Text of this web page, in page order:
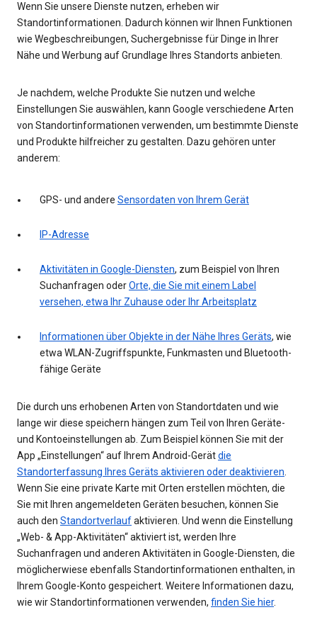
Wenn Sie unsere Dienste nutzen, erheben wir
Standortinformationen. Dadurch können wir Ihnen Funktionen
wie Wegbeschreibungen, Suchergebnisse für Dinge in Ihrer
Nähe und Werbung auf Grundlage Ihres Standorts anbieten.
Je nachdem, welche Produkte Sie nutzen und welche
Einstellungen Sie auswählen, kann Google verschiedene Arten
von Standortinformationen verwenden, um bestimmte Dienste
und Produkte hilfreicher zu gestalten. Dazu gehören unter
anderem:
GPS- und andere Sensordaten von Ihrem Gerät
IP-Adresse
Aktivitäten in Google-Diensten, zum Beispiel von Ihren
Suchanfragen oderOrte, die Sie mit einem Label
versehen, etwa Ihr Zuhause oder Ihr Arbeitsplatz
Informationen über Objekte in der Nähe Ihres Geräts, wie
etwa WLAN-Zugriffspunkte, Funkmasten und Bluetooth-
fähige Geräte
Die durch uns erhobenen Arten von Standortdaten und wie
lange wir diese speichern hängen zum Teil von Ihren Geräte-
und Kontoeinstellungen ab. Zum Beispiel können Sie mit der
App „Einstellungen“ auf Ihrem Android-Gerätdie
Standorterfassung Ihres Geräts aktivieren oder deaktivieren.
Wenn Sie eine private Karte mit Orten erstellen möchten, die
Sie mit Ihren angemeldeten Geräten besuchen, können Sie
auch den Standortverlaufaktivieren. Und wenn die Einstellung
„Web- & App-Aktivitäten“ aktiviert ist, werden Ihre
Suchanfragen und anderen Aktivitäten in Google-Diensten, die
möglicherwiese ebenfalls Standortinformationen enthalten, in
Ihrem Google-Konto gespeichert. Weitere Informationen dazu,
wie wir Standortinformationen verwenden, finden Sie hier.